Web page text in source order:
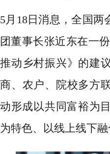
5月18日消息，全国
团董事长张近东在一
推动乡村振兴》的建
商、农户、院校多方
动形成以共同富裕为
为特色、以线上线下